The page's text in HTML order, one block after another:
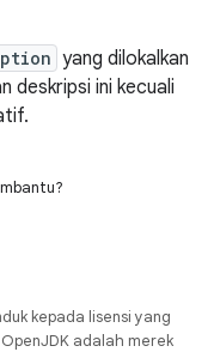
yang dilokalkan
deskripsi ini kecuali
kepada lisensi yang
adalah merek